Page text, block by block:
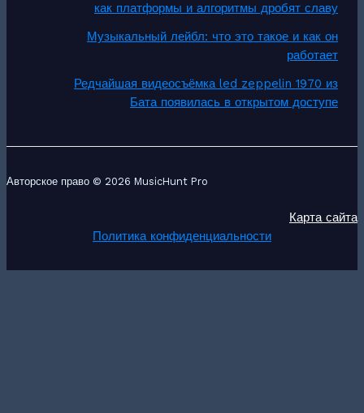
как платформы и алгоритмы дробят славу
Музыкальный лейбл: что это такое и как он
работает
Редчайшая видеосъёмка led zeppelin 1970 из
Бата появилась в открытом доступе
Авторское право © 2026 MusicHunt Pro
Карта сайта
Политика конфиденциальности